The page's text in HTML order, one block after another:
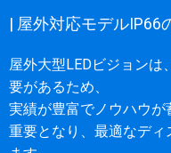
| 屋外対応モデルIP66
屋外大型LEDビジョンは
要があるため、
実績が豊富でノウハウ
重要となり、最適なディ